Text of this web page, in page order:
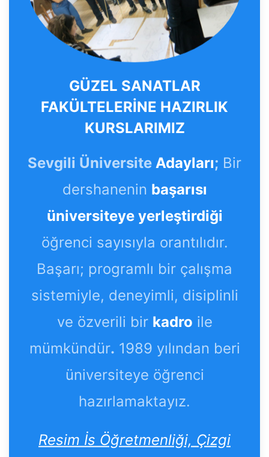
GÜZEL SANATLAR
FAKÜLTELERİNE HAZIRLIK
KURSLARIMIZ
Sevgili Üniversite Adayları; Bir
dershanenin başarısı
üniversiteye yerleştirdiği
öğrenci sayısıyla orantılıdır.
Başarı; programlı bir çalışma
sistemiyle, deneyimli, disiplinli
ve özverili bir kadro ile
mümkündür. 1989 yılından beri
üniversiteye öğrenci
hazırlamaktayız.
Resim İs Öğretmenliği, Çizgi